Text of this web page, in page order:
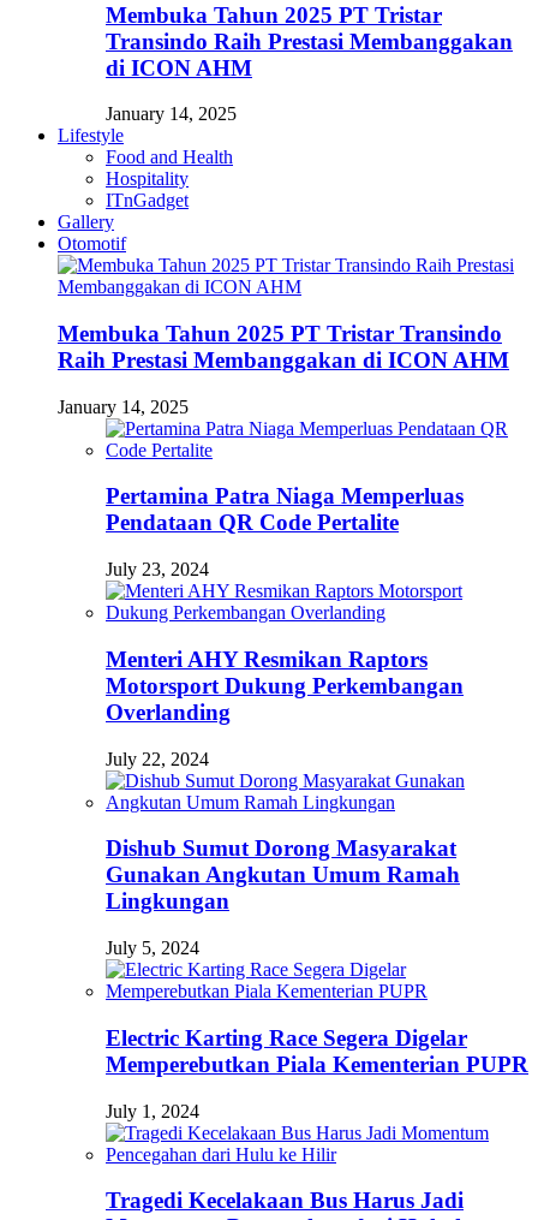
Membuka Tahun 2025 PT Tristar
Transindo Raih Prestasi Membanggakan
di ICON AHM
January 14, 2025
Lifestyle
Food and Health
Hospitality
ITnGadget
Gallery
Otomotif
Membuka Tahun 2025 PT Tristar Transindo
Raih Prestasi Membanggakan di ICON AHM
January 14, 2025
Pertamina Patra Niaga Memperluas
Pendataan QR Code Pertalite
July 23, 2024
Menteri AHY Resmikan Raptors
Motorsport Dukung Perkembangan
Overlanding
July 22, 2024
Dishub Sumut Dorong Masyarakat
Gunakan Angkutan Umum Ramah
Lingkungan
July 5, 2024
Electric Karting Race Segera Digelar
Memperebutkan Piala Kementerian PUPR
July 1, 2024
Tragedi Kecelakaan Bus Harus Jadi